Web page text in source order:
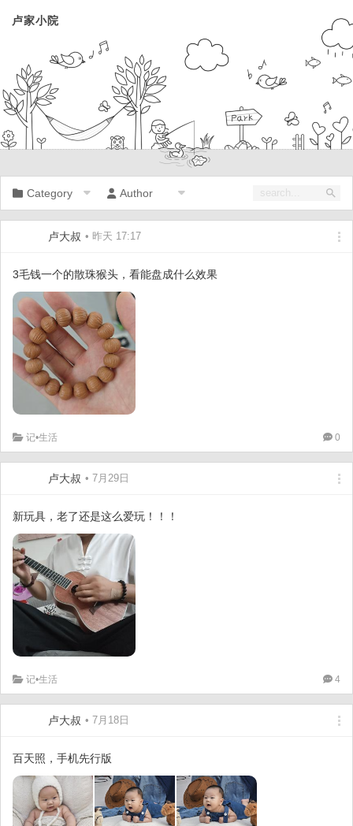
卢家小院
Category Author
卢大叔 • 昨天 17:17
3毛钱一个的散珠猴头，看能盘成什么效果
记•生活 0
卢大叔 • 7月29日
新玩具，老了还是这么爱玩！！！
记•生活 4
卢大叔 • 7月18日
百天照，手机先行版